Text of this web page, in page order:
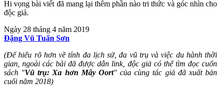
Hi vọng bài viết đã mang lại thêm phần nào tri thức và góc nhìn cho
độc giả.
Ngày 28 tháng 4 năm 2019
Đặng Vũ Tuấn Sơn
(Để hiểu rõ hơn về tính đa lịch sử, đa vũ trụ và việc du hành thời
gian, ngoài các bài đã được dẫn link, độc giả có thể tìm đọc cuốn
sách "Vũ trụ: Xa hơn Mây Oort" của cùng tác giả đã xuất bản
cuối năm 2018)